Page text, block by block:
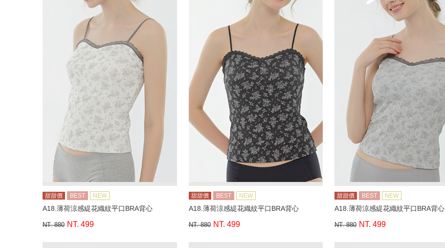
甜甜價 BEST NEW
A18.薄荷涼感緹花織紋平口BRA背心
NT. 880 NT. 499
甜甜價 BEST NEW
A18.薄荷涼感緹花織紋平口BRA背心
NT. 880 NT. 499
甜甜價 BEST NEW
A18.薄荷涼感緹花織紋平口BRA背心
NT. 880 NT. 499